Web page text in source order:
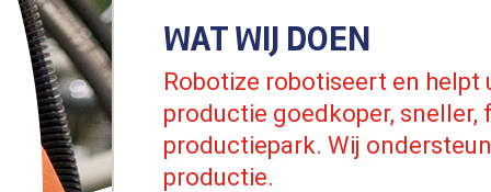
WAT WIJ DOEN
Robotize robotiseert en
productie goedkoper,
productiepark. Wij
productie.